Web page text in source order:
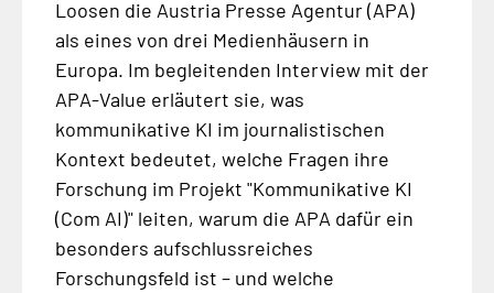
Loosen die Austria Presse Agentur (APA)
als eines von drei Medienhäusern in
Europa. Im begleitenden Interview mit der
APA-Value erläutert sie, was
kommunikative KI im journalistischen
Kontext bedeutet, welche Fragen ihre
Forschung im Projekt "Kommunikative KI
(Com AI)" leiten, warum die APA dafür ein
besonders aufschlussreiches
Forschungsfeld ist – und welche